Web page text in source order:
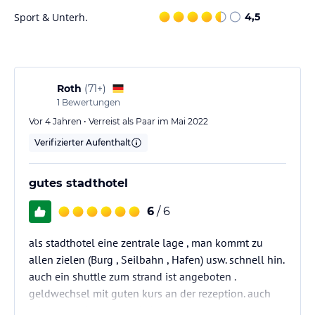
Freizeitmöglichkeiten. Entspannen Sie am Außenpool mit
Wasserrutsche oder sonnen Sie sich auf der Sonnenterrasse mit
Beachvolleyball und Tischtennis teilnehmen. Es gibt auch ein
Wellnessbereich mit Sauna und Massageanwendungen, in dem Sie
sich verwöhnen lassen können. Für Kinder gibt es einen separaten
Kinderpool und einen Spielplatz.
Hinweis: Verfasst von HolidayCheck mit Hilfe von KI. Alle
Sport & Unterh. 4,5
Roth (71+)
1 Bewertungen
Vor 4 Jahren • Verreist als Paar im Mai 2022
Verifizierter Aufenthalt
gutes stadthotel
6 / 6
als stadthotel eine zentrale lage , man kommt zu
allen zielen (Burg , Seilbahn , Hafen) usw. schnell hin.
auch ein shuttle zum strand ist angeboten .
geldwechsel mit guten kurs an der rezeption. auch